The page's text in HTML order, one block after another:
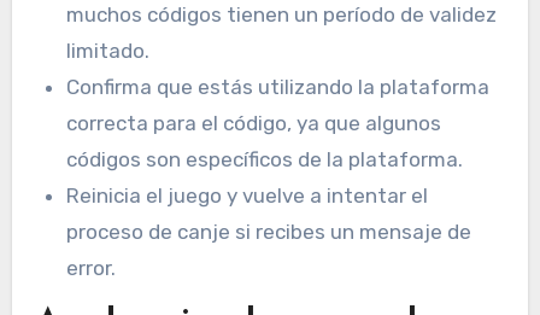
muchos códigos tienen un período de validez
limitado.
Confirma que estás utilizando la plataforma
correcta para el código, ya que algunos
códigos son específicos de la plataforma.
Reinicia el juego y vuelve a intentar el
proceso de canje si recibes un mensaje de
error.